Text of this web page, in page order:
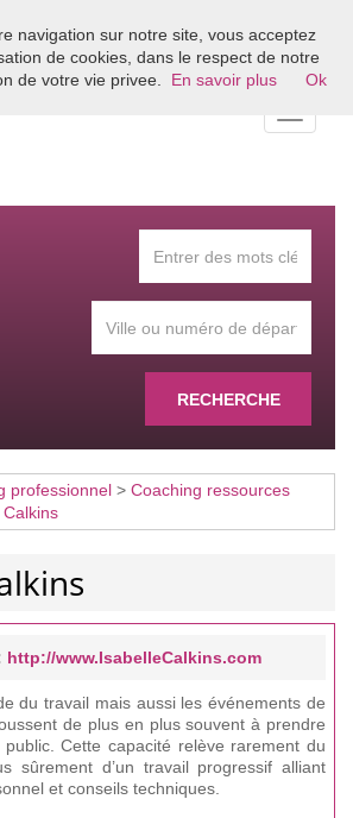
l'annuaire du coaching en France
RECHERCHE
professionnel > Coaching ressources
http://www.IsabelleCalkins.com
du travail mais aussi les événements de
de plus en plus souvent à prendre
Cette capacité relève rarement du
sûrement d’un travail progressif alliant
et conseils techniques.
navigation sur notre site, vous acceptez
de cookies, dans le respect de notre
de votre vie privee.
En savoir plus Ok